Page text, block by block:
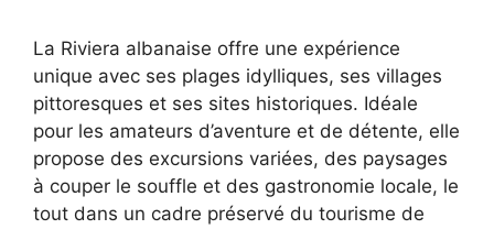
La Riviera albanaise offre une expérience
unique avec ses plages idylliques, ses villages
pittoresques et ses sites historiques. Idéale
pour les amateurs d’aventure et de détente, elle
propose des excursions variées, des paysages
à couper le souffle et des gastronomie locale, le
tout dans un cadre préservé du tourisme de